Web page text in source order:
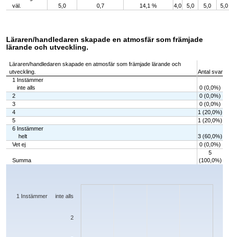
väl.
5,0 0,7 14,1 % 4,0 5,0 5,0 5,0
Läraren/handledaren skapade en atmosfär som främjade
lärande och utveckling.
Läraren/handledaren skapade en atmosfär som främjade lärande och
utveckling.
Antal svar
1 Instämmer
inte alls
0 (0,0%)
2
0 (0,0%)
3
0 (0,0%)
4
1 (20,0%)
5
1 (20,0%)
6 Instämmer
helt
3 (60,0%)
Vet ej
0 (0,0%)
Summa
5
(100,0%)
Chart
The chart has 1 X axis displaying categories.
2
1 Instämmer inte alls